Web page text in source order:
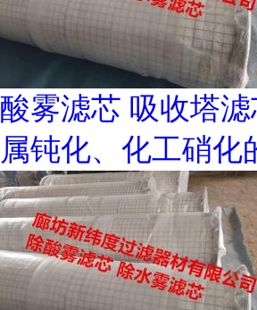
酸雾滤芯 吸收塔
属钝化、化工硝化